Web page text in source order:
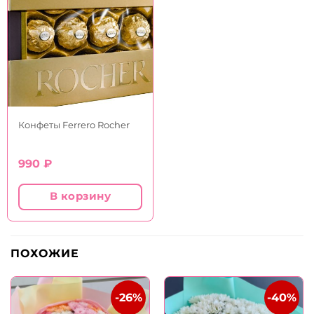
Конфеты Ferrero Rocher
990 ₽
В корзину
ПОХОЖИЕ
-26% -40%